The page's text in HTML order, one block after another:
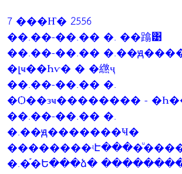
7 ���Ҥ� 2556
��.��-��.�� �. ��蹹͹
��.��-��.��
�լҹ��Һѵ� � �繺ҷ
��.��-��.�� �.
�Ѻ��зҹ�������� -
��.��-��.�� �.
�.��ԭ�������Ҹ�